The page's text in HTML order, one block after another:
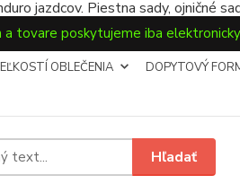
jazdcov. Piestna sady, ojničné
a tovare poskytujeme iba
OBLEČENIA
DOPYTOVÝ
Hľadať